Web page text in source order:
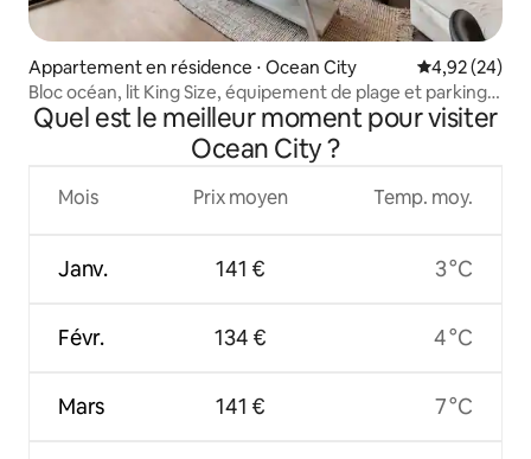
Appartement en résidence ⋅ Ocean City Évaluation
4,92 (24)
Bloc océan, lit King Size, équipement de plage et parking
gratuit
Quel est le meilleur moment pour visiter
Ocean City ?
Mois
Janv.
Févr.
Mars
Prix moyen
141 €
134 €
141 €
Temp. moy.
3 °C
4 °C
7 °C